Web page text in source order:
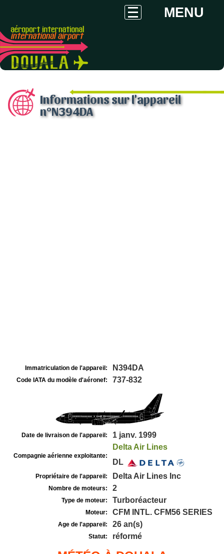
MENU
Informations sur l'appareil
n°N394DA
Immatriculation de l'appareil: N394DA
Code IATA du modèle d'aéronef: 737-832
Date de livraison de l'appareil: 1 janv. 1999
Compagnie aérienne exploitante:
Delta Air Lines
DL
Propriétaire de l'appareil: Delta Air Lines Inc
Nombre de moteurs: 2
Type de moteur: Turboréacteur
Moteur: CFM INTL. CFM56 SERIES
Age de l'appareil: 26 an(s)
Statut: réformé